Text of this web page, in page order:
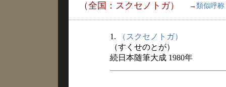
（全国：スクセノトガ） → 類似呼称
1.
（スクセノトガ）
（すくせのとが）
続日本随筆大成 1980年